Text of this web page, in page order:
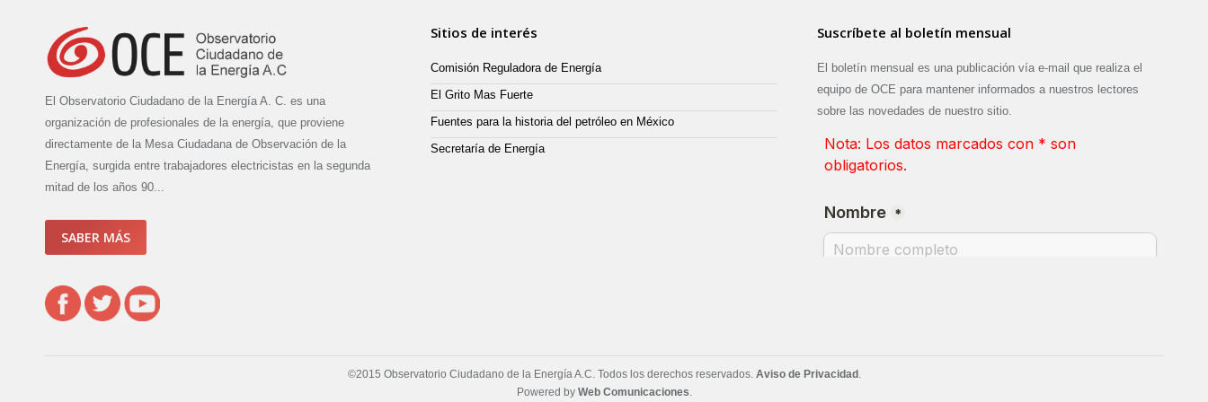
El Observatorio Ciudadano de la Energía A. C. es una
organización de profesionales de la energía, que proviene
directamente de la Mesa Ciudadana de Observación de la
Energía, surgida entre trabajadores electricistas en la segunda
mitad de los años 90...
SABER MÁS
Sitios de interés
Comisión Reguladora de Energía
El Grito Mas Fuerte
Fuentes para la historia del petróleo en México
Secretaría de Energía
Suscríbete al boletín mensual
El boletín mensual es una publicación vía e-mail que realiza el
equipo de OCE para mantener informados a nuestros lectores
sobre las novedades de nuestro sitio.
©2015 Observatorio Ciudadano de la Energía A.C. Todos los derechos reservados. Aviso de Privacidad.
Powered by Web Comunicaciones.